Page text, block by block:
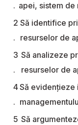
apei, sistem de
Să identifice
resurselor de
Să analizeze
resurselor de
Să evidențieze
Să